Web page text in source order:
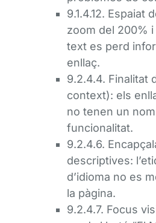
9.1.4.12. Espaiat
zoom del 200% i
text es perd
enllaç.
9.2.4.4. Finalitat
context): els
no tenen un
funcionalitat.
9.2.4.6.
descriptives:
d’idioma no es
la pàgina.
9.2.4.7. Focus